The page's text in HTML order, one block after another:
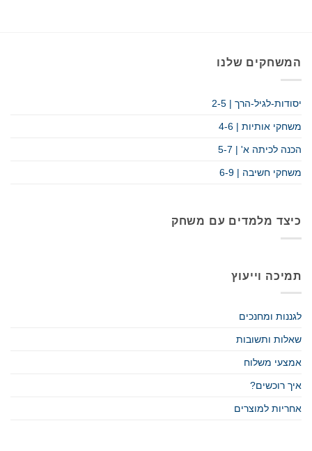
המשחקים שלנו
יסודות-לגיל-הרך | 2-5
משחקי אותיות | 4-6
הכנה לכיתה א' | 5-7
משחקי חשיבה | 6-9
כיצד מלמדים עם משחק
תמיכה וייעוץ
לגננות ומחנכים
שאלות ותשובות
אמצעי משלוח
איך רוכשים?
אחריות למוצרים